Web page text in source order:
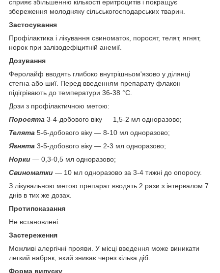
сприяє збільшенню кількості еритроцитів і покращує
збереження молодняку сільськогосподарських тварин.
Застосування
Профілактика і лікування свиноматок, поросят, телят, ягнят,
норок при залізодефіцитній анемії.
Дозування
Феролайф вводять глибоко внутрішньом'язово у ділянці
стегна або шиї. Перед введенням препарату флакон
підігрівають до температури 36-38 °С.
Дози з профілактичною метою:
Поросята 3-4-добового віку — 1,5-2 мл одноразово;
Телята 5-6-добового віку — 8-10 мл одноразово;
Ягнята 3-5-добового віку — 2-3 мл одноразово;
Норки — 0,3-0,5 мл одноразово;
Свиноматки — 10 мл одноразово за 3-4 тижні до опоросу.
З лікувальною метою препарат вводять 2 рази з інтервалом 7
днів в тих же дозах.
Протипоказання
Не встановлені.
Застереження
Можливі алергічні прояви. У місці введення може виникати
легкий набряк, який зникає через кілька діб.
Форма випуску